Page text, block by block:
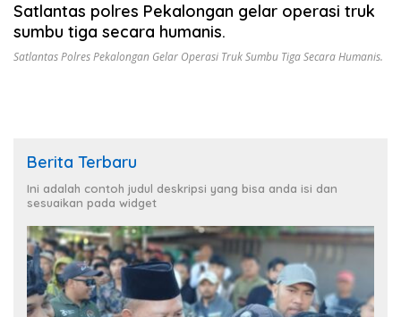
Satlantas polres Pekalongan gelar operasi truk
sumbu tiga secara humanis.
Satlantas Polres Pekalongan Gelar Operasi Truk Sumbu Tiga Secara Humanis.
Berita Terbaru
Ini adalah contoh judul deskripsi yang bisa anda isi dan
sesuaikan pada widget